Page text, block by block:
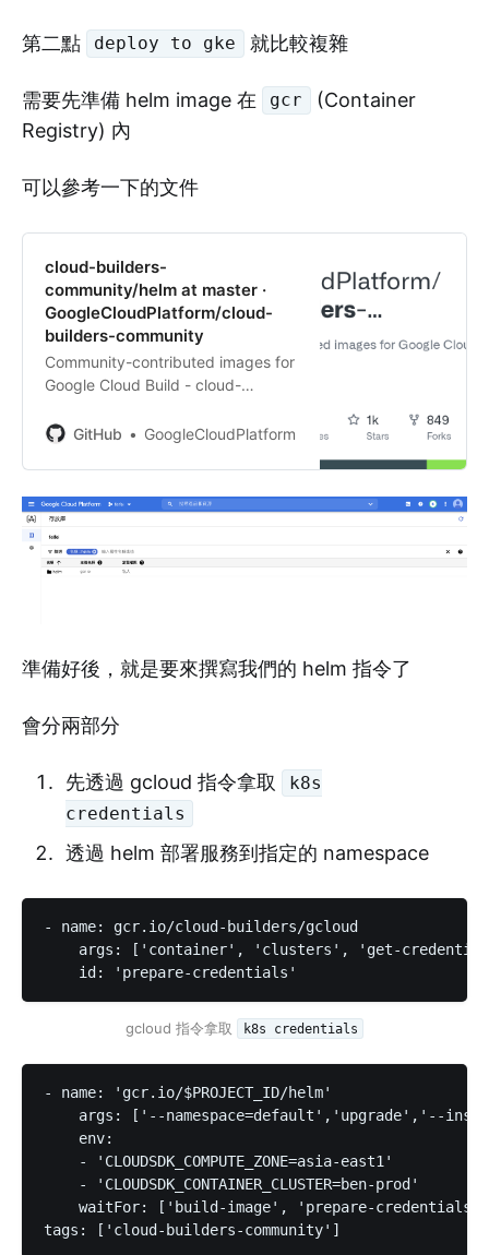
第二點 deploy to gke 就比較複雜
需要先準備 helm image 在 gcr
(Container
Registry) 內
可以參考一下的文件
cloud-builders-
community/helm at master ·
GoogleCloudPlatform/cloud-
builders-community
Community-contributed images for
Google Cloud Build - cloud-
· GoogleCloudPlatform/cloud-
GitHub GoogleCloudPlatform
準備好後，就是要來撰寫我們的 helm 指令了
會分兩部分
先透過 gcloud 指令拿取
k8s
credentials
透過 helm 部署服務到指定的 namespace
- name: gcr.io/cloud-builders/gcloud
args: ['container', 'clusters', 'get-
    id: 'prepare-credentials'
gcloud 指令拿取 k8s credentials
- name: 'gcr.io/$PROJECT_ID/helm'
args: ['--namespace=default','upgrade','--
    env:
    - 'CLOUDSDK_COMPUTE_ZONE=asia-east1'
    - 'CLOUDSDK_CONTAINER_CLUSTER=ben-prod'
    waitFor: ['build-image', 'prepare-credentials']
tags: ['cloud-builders-community']